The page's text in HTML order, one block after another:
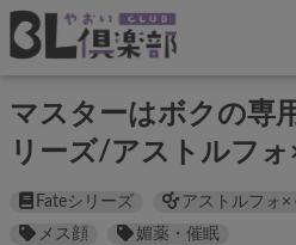
マスターはボクの専
リーズ/アストルフォ
Fateシリーズ アストルフォ×
メス顔
媚薬・催眠